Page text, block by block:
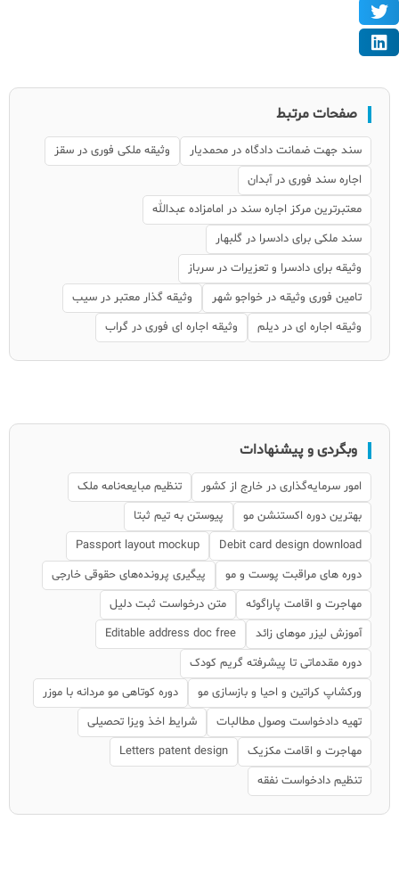
صفحات مرتبط
سند جهت ضمانت دادگاه در محمدیار
وثیقه ملکی فوری در سقز
اجاره سند فوری در آبدان
معتبرترین مرکز اجاره سند در امامزاده عبدالله
سند ملکی برای دادسرا در گلبهار
وثیقه برای دادسرا و تعزیرات در سرباز
تامین فوری وثیقه در خواجو شهر
وثیقه گذار معتبر در سیب
وثیقه اجاره ای در دیلم
وثیقه اجاره ای فوری در گراب
وبگردی و پیشنهادات
امور سرمایه‌گذاری در خارج از کشور
تنظیم مبایعه‌نامه ملک
بهترین دوره اکستنشن مو
پیوستن به تیم ثبتا
Debit card design download
Passport layout mockup
دوره های مراقبت پوست و مو
پیگیری پرونده‌های حقوقی خارجی
مهاجرت و اقامت پاراگوئه
متن درخواست ثبت دلیل
آموزش لیزر موهای زائد
Editable address doc free
دوره مقدماتی تا پیشرفته گریم کودک
ورکشاپ کراتین و احیا و بازسازی مو
دوره کوتاهی مو مردانه با موزر
تهیه دادخواست وصول مطالبات
شرایط اخذ ویزا تحصیلی
مهاجرت و اقامت مکزیک
Letters patent design
تنظیم دادخواست نفقه